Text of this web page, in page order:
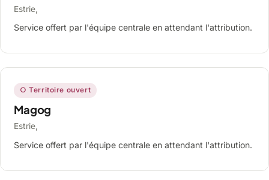
Estrie,
Service offert par l'équipe centrale en attendant l'attribution.
○ Territoire ouvert
Magog
Estrie,
Service offert par l'équipe centrale en attendant l'attribution.